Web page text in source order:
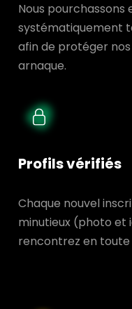
Nous pourchassons
systématiquement
afin de protéger
arnaque.
Profils vérifiés
Chaque nouvel
minutieux (photo et
rencontrez en toute